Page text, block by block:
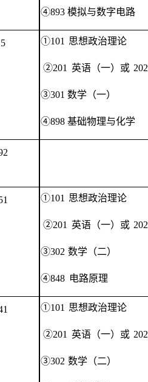
④893 模拟与数字电路
5 ①101 思想政治理论
②201 英语（一） 或 202
③301 数学（一）
④898 基础物理与化学
①101 思想政治理论
②201 英语（一） 或 202
③302 数学（二）
④848 电路原理
①101 思想政治理论
②201 英语（一） 或 202
③302 数学（二）